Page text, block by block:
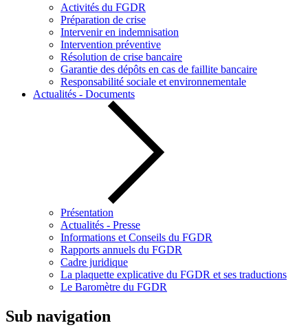
Activités du FGDR
Préparation de crise
Intervenir en indemnisation
Intervention préventive
Résolution de crise bancaire
Garantie des dépôts en cas de faillite bancaire
Responsabilité sociale et environnementale
Actualités - Documents
Présentation
Actualités - Presse
Informations et Conseils du FGDR
Rapports annuels du FGDR
Cadre juridique
La plaquette explicative du FGDR et ses traductions
Le Baromètre du FGDR
Sub navigation